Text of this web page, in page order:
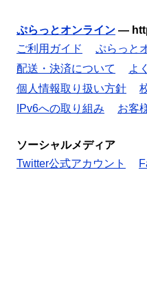
ぷらっとオンライン —
ご利用ガイド
ぷらっと
配送・決済について
よ
個人情報取り扱い方針
IPv6への取り組み
お客
ソーシャルメディア
Twitter公式アカウント